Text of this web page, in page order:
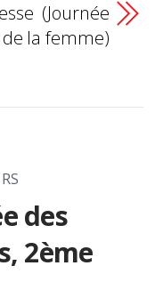
(Journée
la femme)
des
2ème